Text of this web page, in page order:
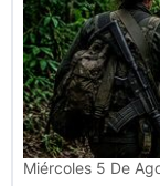
Miércoles 5 De